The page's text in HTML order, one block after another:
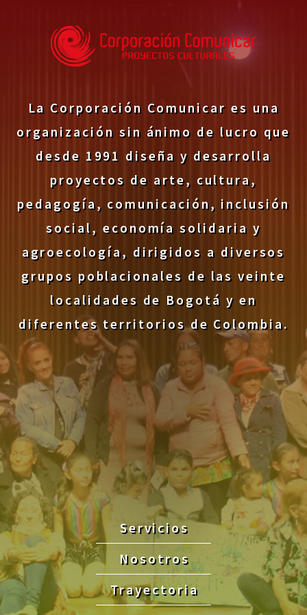
La Corporación Comunicar es una
organización sin ánimo de lucro que
desde 1991 diseña y desarrolla
proyectos de arte, cultura,
pedagogía, comunicación, inclusión
social, economía solidaria y
agroecología, dirigidos a diversos
grupos poblacionales de las veinte
localidades de Bogotá y en
diferentes territorios de Colombia.
Servicios
Nosotros
Trayectoria